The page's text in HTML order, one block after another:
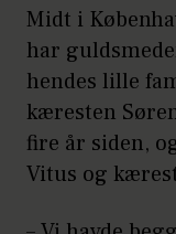
Midt i
har
hendes lille
kæresten
fire år siden,
Vitus og